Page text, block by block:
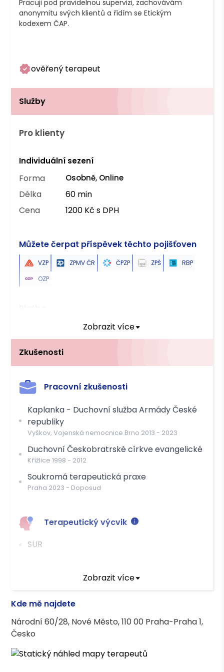
Pracuji pod pravidelnou supervizi, zachovávám
anonymitu svých klientů a řídím se Etickým
kodexem ČAP.
ověřený terapeut
Služby
Pro klienty
Individuální sezení
Forma Osobně, Online
Délka
60 min
Cena
1200 Kč s DPH
Můžete čerpat příspěvek těchto pojišťoven
VZP ZPMV ČR ČPZP ZPŠ
RBP
OZP
Zobrazit více
Zkušenosti
Pracovní zkušenosti
Kaplanka - Duchovní služba Armády České
republiky
Vyškov, Vojenská nemocnice Brno 2013 - 2023
Duchovní Českobratrské církve evangelické
Křížlice 1998 - 2012
Soukromá terapeutická praxe
Praha 2023 - Doposud
Terapeutický výcvik
SUR
Terapeutické kurzy
Pražská psychoterapeutická fakulta (2004-
2009)
Zásady a postupy podpory a provázení osob
Zobrazit více
Kde mě najdete
Národní 60/28, Nové Město, 110 00 Praha-Praha 1,
Česko